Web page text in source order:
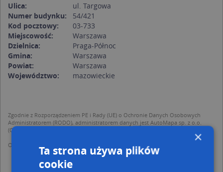
Ulica:
ul. Targowa
Numer budynku:
54/421
Kod pocztowy:
03-733
Miejscowość:
Warszawa
Dzielnica:
Praga-Północ
Gmina:
Warszawa
Powiat:
Warszawa
Województwo:
mazowieckie
Zgodnie z Rozporządzeniem PE i Rady (UE) o Ochronie Danych Osobowych
Administratorem (RODO), administratorem danych jest AutoMapa sp. z o.o.
(Operator) z siedzibą w Warszawie przy ulicy Domaniewskiej 37.
Operator przetwarza dane osobowe w celu:
dodania ich do bazy Targeo oraz publikacji w wyszukiwarce firm i na
mapach (art. 6 ust. 1 lit. f RODO)
udostępniania danych o firmach partnerom biznesowym operatora (art.
×
Ta strona używa plików
cookie